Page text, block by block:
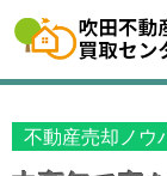
不動産売却ノウ